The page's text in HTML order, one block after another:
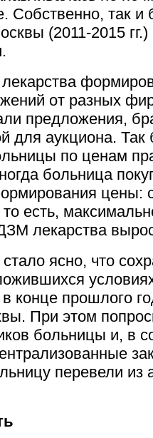
Собственно, так и
(2011-2015
от разных
предложения,
для аукциона.
по ценам
больница
цены:
есть,
лекарства
ясно, что
конце прошлого
При этом
больницы и, в
перевели из